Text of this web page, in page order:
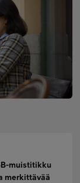
muistitikku
merkittävää